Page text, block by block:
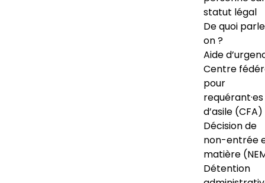
statut légal
De quoi
on ?
Aide
Centre
pour
requérant·es
d’asile (CFA)
Décision de
non-entrée
matière
Détention